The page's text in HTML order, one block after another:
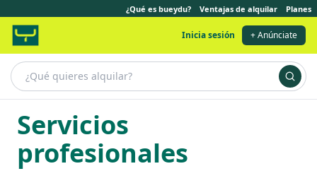
¿Qué es bueydu? Ventajas de alquilar Planes
Inicia sesión + Anúnciate
Servicios
profesionales